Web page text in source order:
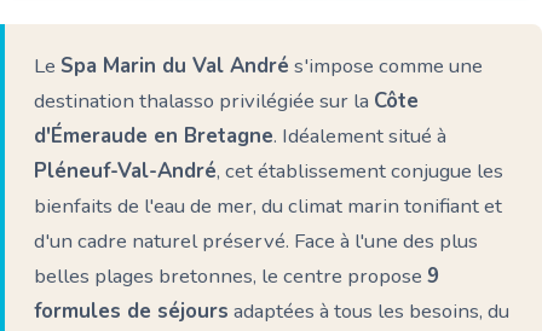
Le Spa Marin du Val André s'impose comme une
destination thalasso privilégiée sur la Côte
d'Émeraude en Bretagne. Idéalement situé à
Pléneuf-Val-André, cet établissement conjugue les
bienfaits de l'eau de mer, du climat marin tonifiant et
d'un cadre naturel préservé. Face à l'une des plus
belles plages bretonnes, le centre propose 9
formules de séjours adaptées à tous les besoins, du